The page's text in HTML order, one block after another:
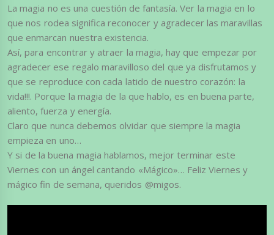
La magia no es una cuestión de fantasía. Ver la magia en lo
que nos rodea significa reconocer y agradecer las maravillas
que enmarcan nuestra existencia.
Así, para encontrar y atraer la magia, hay que empezar por
agradecer ese regalo maravilloso del que ya disfrutamos y
que se reproduce con cada latido de nuestro corazón: la
vida!!!. Porque la magia de la que hablo, es en buena parte,
aliento, fuerza y energía.
Claro que nunca debemos olvidar que siempre la magia
empieza en uno…
Y si de la buena magia hablamos, mejor terminar este
Viernes con un ángel cantando «Mágico»… Feliz Viernes y
mágico fin de semana, queridos @migos.